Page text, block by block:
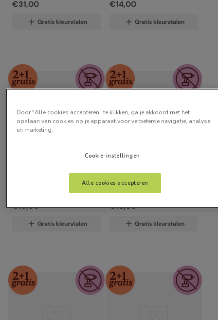
€31,00
Gratis kleurstalen
€14,00
Gratis kleurstalen
Stick2Fit Lichtfilterend
€15,00
Gratis kleurstalen
Stick2Fit Lichtfilterend
Hopsack
€15,00
Gratis kleurstalen
Door "Alle cookies accepteren" te klikken, ga je akkoord met het
opslaan van cookies op je apparaat voor verbeterde navigatie, analyse
en marketing.
Cookie-instellingen
Alle cookies accepteren